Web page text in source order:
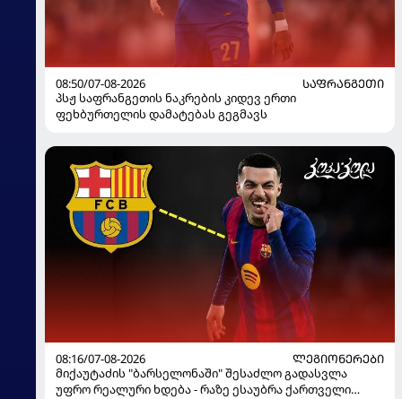
08:50/07-08-2026
ᲡᲐᲤᲠᲐᲜᲒᲔᲗᲘ
პსჟ საფრანგეთის ნაკრების კიდევ ერთი
ფეხბურთელის დამატებას გეგმავს
08:16/07-08-2026
ᲚᲔᲒᲘᲝᲜᲔᲠᲔᲑᲘ
მიქაუტაძის "ბარსელონაში" შესაძლო გადასვლა
უფრო რეალური ხდება - რაზე ესაუბრა ქართველი